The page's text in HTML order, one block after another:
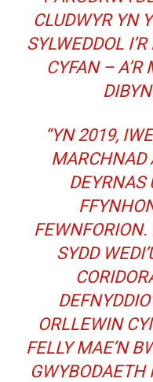
CLUDWYR YN
SYLWEDDOL
CYFAN – A’R
“YN 2019,
MARCHNAD
DEYRNAS
SYDD
ORLLEWIN
FELLY MAE’N
GWYBODAETH